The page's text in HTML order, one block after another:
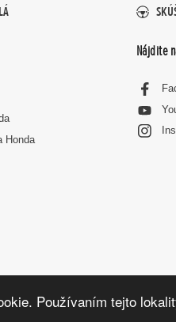
Používaním tejto
Honda
Nájdite